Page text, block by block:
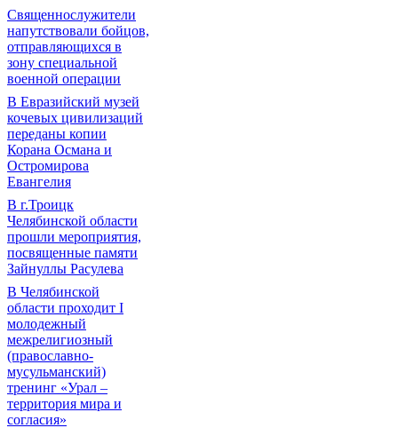
Священнослужители
напутствовали бойцов,
отправляющихся в
зону специальной
военной операции
В Евразийский музей
кочевых цивилизаций
переданы копии
Корана Османа и
Остромирова
Евангелия
В г.Троицк
Челябинской области
прошли мероприятия,
посвященные памяти
Зайнуллы Расулева
В Челябинской
области проходит I
молодежный
межрелигиозный
(православно-
мусульманский)
тренинг «Урал –
территория мира и
согласия»